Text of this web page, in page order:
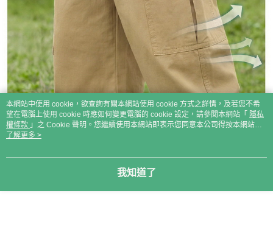
本網站中使用 cookie，欲查詢有關本網站使用 cookie 方式之詳情，及若您不希
望在電腦上使用 cookie 時應如何變更電腦的 cookie 設定，請參閱本網站「 隱私
權條款 」之 Cookie 聲明。您繼續使用本網站即表示您同意本公司得按本網站使
用條款之 Cookie 聲明使用 cookie。
了解更多 >
我知道了